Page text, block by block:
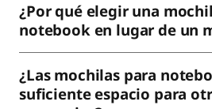
¿Por qué elegir una
notebook en lugar de un
¿Las mochilas para
suficiente espacio para